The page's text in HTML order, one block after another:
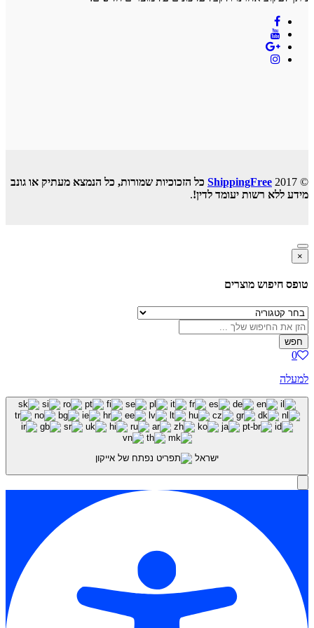
© 2017
ShippingFree כל הזכוכיות שמורות, כל הנמצא מעתיק או גונב
מידע ללא רשות יעומד לדין!.
×
טופס חיפוש מוצרים
חפש
0
למעלה
ישראל